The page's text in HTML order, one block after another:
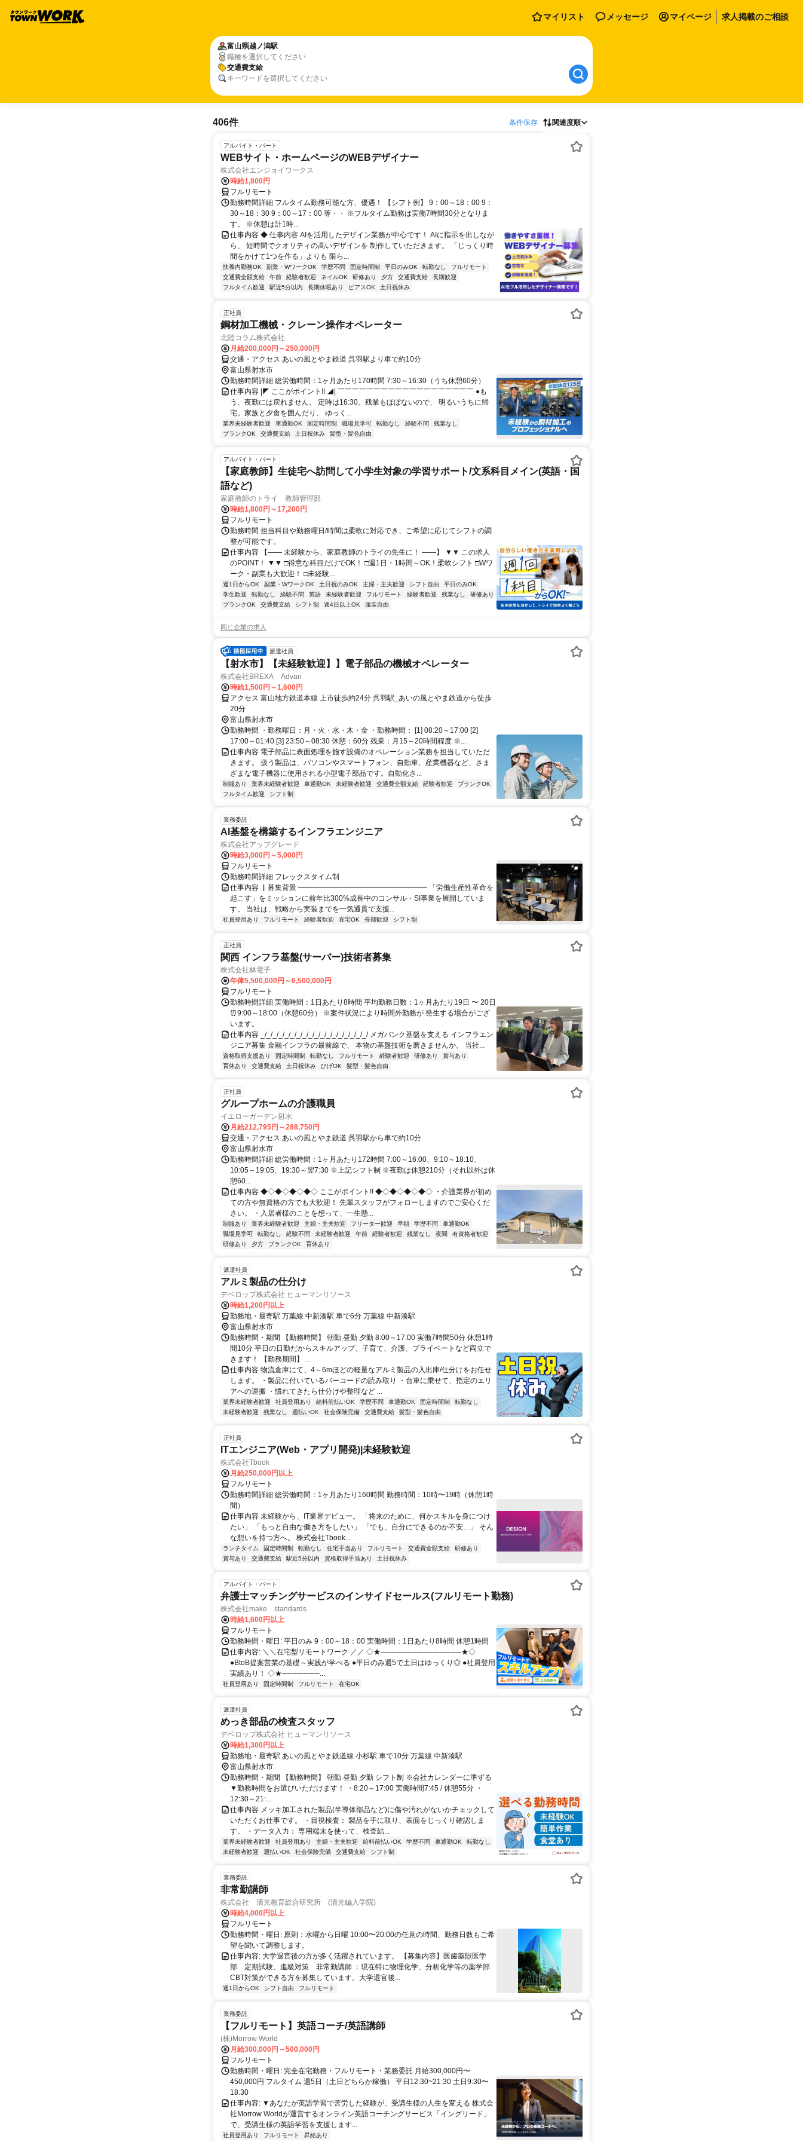
マイリスト メッセージ マイページ 求人掲載のご相談
富山県越ノ潟駅
職種を選択してください
交通費支給
キーワードを選択してください
406件 条件保存 関連度順
アルバイト・パート
WEBサイト・ホームページのWEBデザイナー
株式会社エンジョイワークス
時給1,800円
フルリモート
勤務時間詳細 フルタイム勤務可能な方、優遇！ 【シフト例】 9：00～18：00 9：
30～18：30 9：00～17：00 等・・ ※フルタイム勤務は実働7時間30分となりま
す。 ※休憩は計1時...
仕事内容 ◆ 仕事内容 AIを活用したデザイン業務が中心です！ AIに指示を出しなが
ら、 短時間でクオリティの高いデザインを 制作していただきます。 「じっくり時
間をかけて1つを作る」よりも 限ら...
扶養内勤務OK 副業・WワークOK 学歴不問 固定時間制 平日のみOK 転勤なし
フルリモート
交通費全額支給
午前 経験者歓迎 ネイルOK 研修あり 夕方 交通費支給
長期歓迎
フルタイム歓迎
駅近5分以内 長期休暇あり ピアスOK 土日祝休み
正社員
鋼材加工機械・クレーン操作オペレーター
北陸コラム株式会社
月給200,000円～250,000円
交通・アクセス あいの風とやま鉄道 呉羽駅より車で約10分
富山県射水市
勤務時間詳細 総労働時間：1ヶ月あたり170時間 7:30～16:30（うち休憩60分）
仕事内容 |◤ ここがポイント!! ◢| ￣￣￣￣￣￣￣￣￣￣￣￣￣￣￣￣￣￣￣ ●も
う、夜勤には戻れません。 定時は16:30。残業もほぼないので、 明るいうちに帰
宅。家族と夕食を囲んだり、 ゆっく...
業界未経験者歓迎 車通勤OK 固定時間制 職場見学可 転勤なし 経験不問
残業なし
ブランクOK
交通費支給 土日祝休み 髪型・髪色自由
アルバイト・パート
【家庭教師】生徒宅へ訪問して小学生対象の学習サポート/文系科目メイン(英語・国
語など)
家庭教師のトライ 教師管理部
時給1,800円～17,200円
フルリモート
勤務時間 担当科目や勤務曜日/時間は柔軟に対応でき、ご希望に応じてシフトの調
整が可能です。
仕事内容 【―― 未経験から、家庭教師のトライの先生に！ ――】 ▼▼ この求人
のPOINT！ ▼▼ □得意な科目だけでOK！ □週1日・1時間～OK！柔軟シフト □Wワ
ーク・副業も大歓迎！ □未経験...
週1日からOK 副業・WワークOK 土日祝のみOK 主婦・主夫歓迎 シフト自由
平日のみOK
学生歓迎
転勤なし 経験不問 英語 未経験者歓迎 フルリモート 経験者歓迎 残業なし
研修あり
ブランクOK
交通費支給 シフト制 週4日以上OK 服装自由
同じ企業の求人
派遣社員
【射水市】【未経験歓迎】】電子部品の機械オペレーター
株式会社BREXA Advan
時給1,500円～1,600円
アクセス 富山地方鉄道本線 上市徒歩約24分 呉羽駅_あいの風とやま鉄道から徒歩
20分
富山県射水市
勤務時間 ・勤務曜日：月・火・水・木・金 ・勤務時間： [1] 08:20～17:00 [2]
17:00～01:40 [3] 23:50～08:30 休憩：60分 残業：月15～20時間程度 ※...
仕事内容 電子部品に表面処理を施す設備のオペレーション業務を担当していただ
きます。 扱う製品は、パソコンやスマートフォン、自動車、産業機器など、さま
ざまな電子機器に使用される小型電子部品です。自動化さ...
制服あり 業界未経験者歓迎 車通勤OK 未経験者歓迎 交通費全額支給 経験者歓迎
ブランクOK
フルタイム歓迎
シフト制
業務委託
AI基盤を構築するインフラエンジニア
株式会社アップグレード
時給3,000円～5,000円
フルリモート
勤務時間詳細 フレックスタイム制
仕事内容 ▏募集背景 ━━━━━━━━━━━━━━━━━━ 「労働生産性革命を
起こす」をミッションに前年比300%成長中のコンサル・SI事業を展開していま
す。 当社は、戦略から実装までを一気通貫で支援...
社員登用あり フルリモート 経験者歓迎 在宅OK 長期歓迎 シフト制
正社員
関西 インフラ基盤(サーバー)技術者募集
株式会社林電子
年俸5,500,000円～6,500,000円
フルリモート
勤務時間詳細 実働時間：1日あたり8時間 平均勤務日数：1ヶ月あたり19日 〜 20日
⏰9:00～18:00（休憩60分） ※案件状況により時間外勤務が 発生する場合がござ
います。
仕事内容 _/_/_/_/_/_/_/_/_/_/_/_/_/_/_/_/_/_/ メガバンク基盤を支える インフラエン
ジニア募集 金融インフラの最前線で、 本物の基盤技術を磨きませんか。 当社...
資格取得支援あり 固定時間制 転勤なし フルリモート 経験者歓迎 研修あり
賞与あり
育休あり
交通費支給 土日祝休み ひげOK 髪型・髪色自由
正社員
グループホームの介護職員
イエローガーデン射水
月給212,795円～288,750円
交通・アクセス あいの風とやま鉄道 呉羽駅から車で約10分
富山県射水市
勤務時間詳細 総労働時間：1ヶ月あたり172時間 7:00～16:00、9:10～18:10、
10:05～19:05、19:30～翌7:30 ※上記シフト制 ※夜勤は休憩210分（それ以外は休
憩60...
仕事内容 ◆◇◆◇◆◇◆◇ ここがポイント!! ◆◇◆◇◆◇◆◇ ・介護業界が初め
ての方や無資格の方でも大歓迎！ 先輩スタッフがフォローしますのでご安心くだ
さい。 ・入居者様のことを想って、一生懸...
制服あり 業界未経験者歓迎 主婦・主夫歓迎 フリーター歓迎 早朝 学歴不問
車通勤OK
職場見学可
転勤なし 経験不問 未経験者歓迎 午前 経験者歓迎 残業なし 夜間
有資格者歓迎
研修あり
夕方 ブランクOK 育休あり
派遣社員
アルミ製品の仕分け
デベロップ株式会社 ヒューマンリソース
時給1,200円以上
勤務地・最寄駅 万葉線 中新湊駅 車で6分 万葉線 中新湊駅
富山県射水市
勤務時間・期間 【勤務時間】 朝勤 昼勤 夕勤 8:00～17:00 実働7時間50分 休憩1時
間10分 平日の日勤だからスキルアップ、子育て、介護、プライベートなど両立で
きます！ 【勤務期間】 ...
仕事内容 物流倉庫にて、4～6mほどの軽量なアルミ製品の入出庫/仕分けをお任せ
します。 ・製品に付いているバーコードの読み取り ・台車に乗せて、指定のエリ
アへの運搬 ・慣れてきたら仕分けや整理など ...
業界未経験者歓迎 社員登用あり 給料前払いOK 学歴不問 車通勤OK 固定時間制
転勤なし
未経験者歓迎
残業なし 週払いOK 社会保険完備 交通費支給 髪型・髪色自由
正社員
ITエンジニア(Web・アプリ開発)|未経験歓迎
株式会社Tbook
月給250,000円以上
フルリモート
勤務時間詳細 総労働時間：1ヶ月あたり160時間 勤務時間：10時〜19時（休憩1時
間）
仕事内容 未経験から、IT業界デビュー。 「将来のために、何かスキルを身につけ
たい」 「もっと自由な働き方をしたい」 「でも、自分にできるのか不安…」 そん
な想いを持つ方へ。 株式会社Tbook...
ランチタイム 固定時間制 転勤なし 住宅手当あり フルリモート 交通費全額支給
研修あり
賞与あり
交通費支給 駅近5分以内 資格取得手当あり 土日祝休み
アルバイト・パート
弁護士マッチングサービスのインサイドセールス(フルリモート勤務)
株式会社make standards
時給1,600円以上
フルリモート
勤務時間・曜日: 平日のみ 9：00～18：00 実働時間：1日あたり8時間 休憩1時間
仕事内容: ＼＼在宅型リモートワーク ／／ ◇★───────────────★◇
●BtoB提案営業の基礎～実践が学べる ●平日のみ週5で土日はゆっくり◎ ●社員登用
実績あり！ ◇★───────...
社員登用あり 固定時間制 フルリモート 在宅OK
派遣社員
めっき部品の検査スタッフ
デベロップ株式会社 ヒューマンリソース
時給1,300円以上
勤務地・最寄駅 あいの風とやま鉄道線 小杉駅 車で10分 万葉線 中新湊駅
富山県射水市
勤務時間・期間 【勤務時間】 朝勤 昼勤 夕勤 シフト制 ※会社カレンダーに準ずる
▼勤務時間をお選びいただけます！ ・8:20～17:00 実働時間7:45 / 休憩55分 ・
12:30～21:...
仕事内容 メッキ加工された製品(半導体部品など)に傷や汚れがないかチェックして
いただくお仕事です。 ・目視検査： 製品を手に取り、表面をじっくり確認しま
す。 ・データ入力： 専用端末を使って、検査結...
業界未経験者歓迎 社員登用あり 主婦・主夫歓迎 給料前払いOK 学歴不問 車通勤OK
転勤なし
未経験者歓迎
週払いOK 社会保険完備 交通費支給 シフト制
業務委託
非常勤講師
株式会社 清光教育総合研究所 (清光編入学院)
時給4,000円以上
フルリモート
勤務時間・曜日: 原則：水曜から日曜 10:00〜20:00の任意の時間、勤務日数もご希
望を聞いて調整します。
仕事内容: 大学退官後の方が多く活躍されています。 【募集内容】医歯薬獣医学
部 定期試験、進級対策 非常勤講師 ：現在特に物理化学、分析化学等の薬学部
CBT対策ができる方を募集しています。大学退官後...
週1日からOK シフト自由 フルリモート
業務委託
【フルリモート】英語コーチ/英語講師
(株)Morrow World
月給300,000円～500,000円
フルリモート
勤務時間・曜日: 完全在宅勤務・フルリモート・業務委託 月給300,000円〜
450,000円 フルタイム 週5日（土日どちらか稼働） 平日12:30~21:30 土日9:30〜
18:30
仕事内容: ▼あなたが英語学習で苦労した経験が、受講生様の人生を変える 株式会
社Morrow Worldが運営するオンライン英語コーチングサービス「イングリード」
で、受講生様の英語学習を支援します...
社員登用あり フルリモート 昇給あり